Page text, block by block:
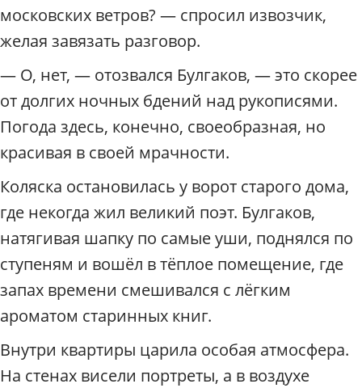
к
в
/
а
д
у
с
московских ветров? — спросил извозчик,
желая завязать разговор.
— О, нет, — отозвался Булгаков, — это скорее
от долгих ночных бдений над рукописями.
Погода здесь, конечно, своеобразная, но
красивая в своей мрачности.
Коляска остановилась у ворот старого дома,
где некогда жил великий поэт. Булгаков,
натягивая шапку по самые уши, поднялся по
ступеням и вошёл в тёплое помещение, где
запах времени смешивался с лёгким
ароматом старинных книг.
Внутри квартиры царила особая атмосфера.
На стенах висели портреты, а в воздухе